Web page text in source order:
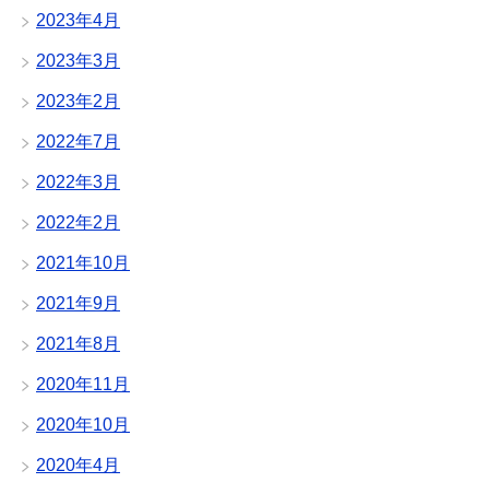
2023年4月
2023年3月
2023年2月
2022年7月
2022年3月
2022年2月
2021年10月
2021年9月
2021年8月
2020年11月
2020年10月
2020年4月